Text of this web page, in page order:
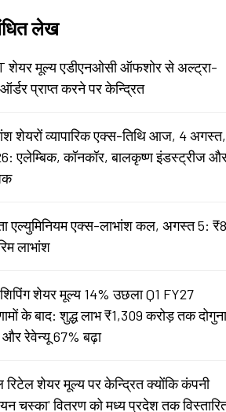
लेख
शेयर मूल्य एडीएनओसी ऑफशोर से अल्ट्रा-
प्राप्त करने पर केन्द्रित
शेयरों व्यापारिक एक्स-तिथि आज, 4 अगस्त,
एलेम्बिक, कॉनकॉर, बालकृष्ण इंडस्ट्रीज
एल्युमिनियम एक्स-लाभांश कल, अगस्त 5: ₹8
लाभांश
शेयर मूल्य 14% उछला Q1 FY27
के बाद: शुद्ध लाभ ₹1,309 करोड़ तक दोगुना
रेवेन्यू 67% बढ़ा
रिटेल शेयर मूल्य पर केन्द्रित क्योंकि कंपनी
चस्का' वितरण को मध्य प्रदेश तक